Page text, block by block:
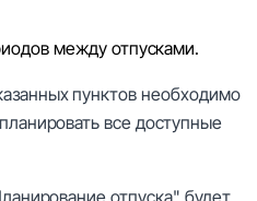
между отпусками.
пунктов необходимо
все доступные